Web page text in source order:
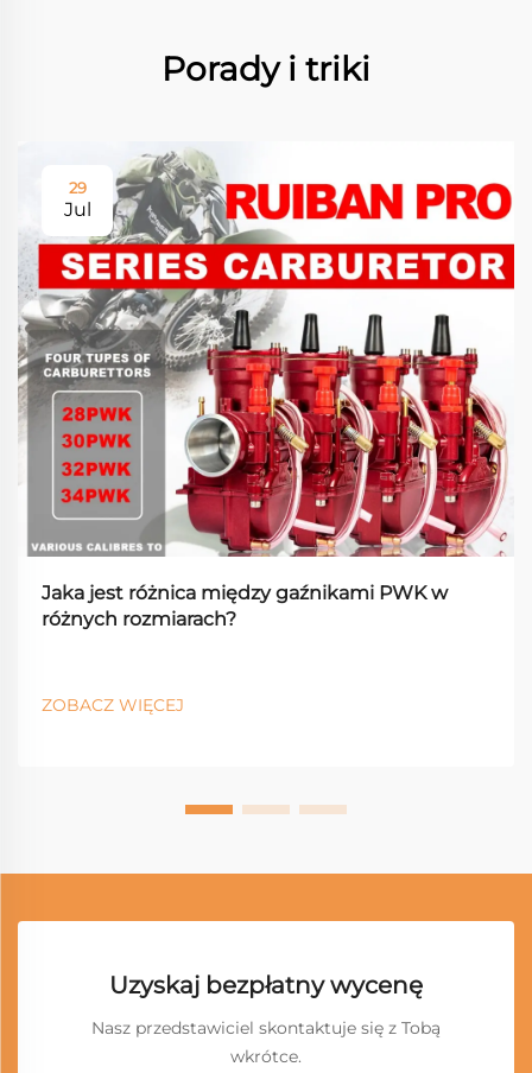
Porady i triki
29
Jul
Jaka jest różnica między gaźnikami PWK w
różnych rozmiarach?
ZOBACZ WIĘCEJ
Uzyskaj bezpłatny wycenę
Nasz przedstawiciel skontaktuje się z Tobą
wkrótce.